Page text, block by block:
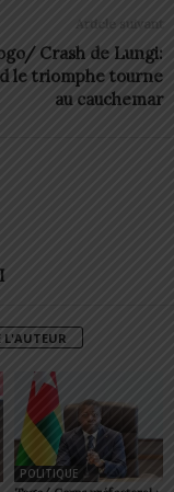
Article suivant
Crash de Lungi:
le triomphe tourne
au cauchemar
L'AUTEUR
POLITIQUE